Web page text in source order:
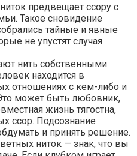
предвещает ссору с
Такое сновидение
тайные и явные
не упустят случая
нить собственными
находится в
отношениях с кем-либо и
может быть любовник,
жизнь тягостна,
ссор. Подсознание
и принять решение.
ниток — знак, что вы